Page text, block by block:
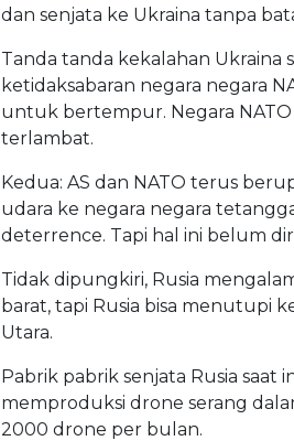
dan senjata ke Ukraina tanpa
Tanda tanda kekalahan Ukraina
ketidaksabaran negara negara
untuk bertempur. Negara
terlambat.
Kedua: AS dan NATO terus
udara ke negara negara
deterrence. Tapi hal ini belum
Tidak dipungkiri, Rusia
barat, tapi Rusia bisa menutupi
Utara.
Pabrik pabrik senjata Rusia saat
memproduksi drone serang
2000 drone per bulan.